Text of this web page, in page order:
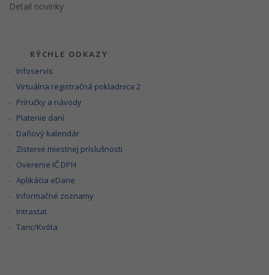
Detail novinky
RÝCHLE ODKAZY
Infoservis
Virtuálna registračná pokladnica 2
Príručky a návody
Platenie daní
Daňový kalendár
Zistenie miestnej príslušnosti
Overenie IČ DPH
Aplikácia eDane
Informačné zoznamy
Intrastat
Taric/Kvóta